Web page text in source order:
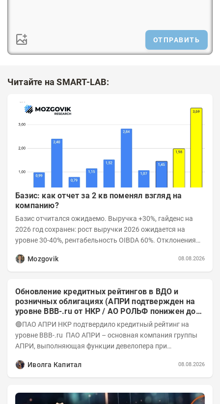
ОТПРАВИТЬ
Читайте на SMART-LAB:
Базис: как отчет за 2 кв поменял взгляд на
компанию?
Базис отчитался ожидаемо. Выручка +30%, гайденс на
2026 год сохранен: рост выручки 2026 ожидается на
уровне 30-40%, рентабельность OIBDA 60%. Отклонения
Mozgovik
08.08.2026
Обновление кредитных рейтингов в ВДО и
розничных облигациях (АПРИ подтвержден на
уровне BBB-.ru от НКР / АО РОЛЬФ понижен до
А-(RU) / Элит Строй присвоен на уровне BBB.ru)
🟢ПАО АПРИ НКР подтвердило кредитный рейтинг на
уровне BBB-.ru ПАО АПРИ – основная компания группы
АПРИ, выполняющая функции девелопера при
Иволга Капитал
08.08.2026